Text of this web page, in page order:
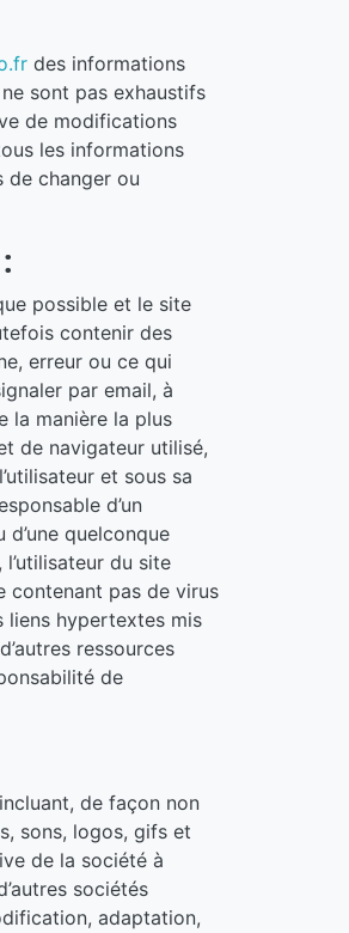
des informations
sont pas exhaustifs
de modifications
les informations
de changer ou
possible et le site
contenir des
erreur ou ce qui
par email, à
la manière la plus
de navigateur utilisé,
et sous sa
d’un
quelconque
du site
contenant pas de virus
liens hypertextes mis
ressources
de
incluant, de façon non
sons, logos, gifs et
de la société à
sociétés
adaptation,